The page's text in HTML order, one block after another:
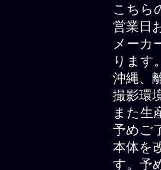
こちら
営業日
メーカ
ります。
沖縄、
撮影環
また生
予めご
本体を
す。予